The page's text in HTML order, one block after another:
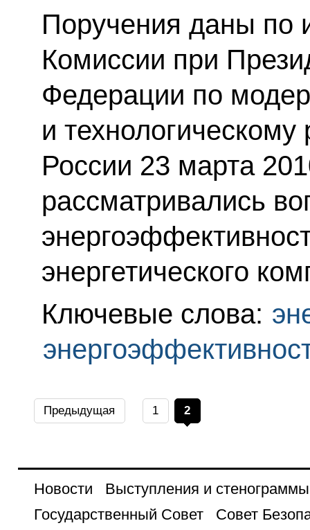
Поручения даны по
Комиссии при
Федерации по
и
России 23 марта
рассматривались
энергетического
Ключевые слова:
Предыдущая 1 2
Новости
Выступления и стенограммы
Государственный Совет
Совет